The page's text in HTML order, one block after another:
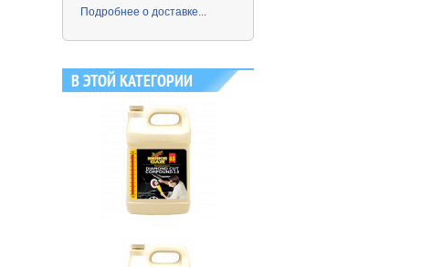
Подробнее о доставке...
В ЭТОЙ КАТЕГОРИИ